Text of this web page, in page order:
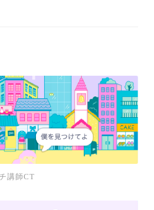
講師CT